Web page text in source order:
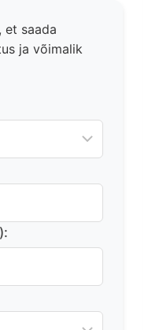
et saada
ja võimalik